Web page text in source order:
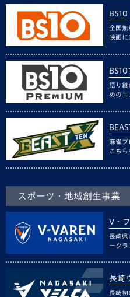
BS10
全国無
映画に
BS10
語り継
めのエ
麻雀プ
こちら
スポーツ・地域創生事業
V・
長崎県
ークラ
長崎
長崎初